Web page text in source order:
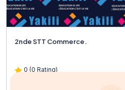
2nde STT Commerce.
0 (0 Rating)